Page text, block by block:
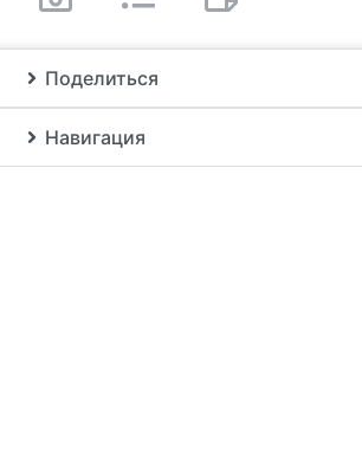
Поделиться
Навигация